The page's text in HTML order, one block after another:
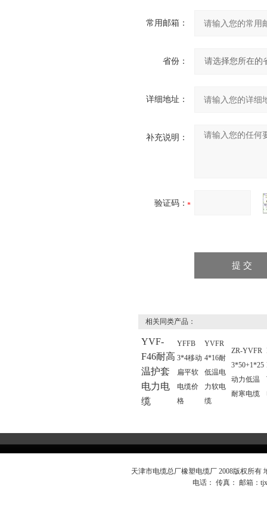
常用邮箱：
省份：
详细地址：
补充说明：
验证码：
相关同类产品：
YVF-
F46耐高
温护套
电力电
缆
YFFB
3*4移动
扁平软
电缆价
格
YVFR
4*16耐
低温电
力软电
缆
ZR-YVFR
3*50+1*25
动力低温
耐寒电缆
天津市电缆总厂橡塑电缆厂 2008版权所
电话： 传真： 邮箱：